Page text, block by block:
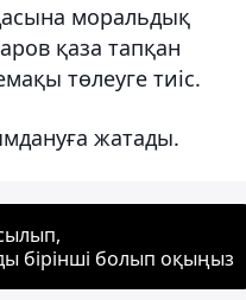
моральдық
қаза тапқан
төлеуге тиіс.
жатады.
бірінші болып оқыңыз